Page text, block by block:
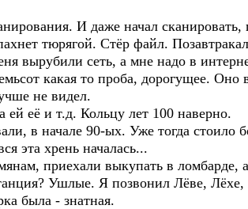
И даже начал
тюрягой. Стёр файл.
вырубили сеть, а мне надо в
какая то проба, дорогущее. Оно
не видел.
ей её и т.д. Кольцу лет 100 наверно.
в начале 90-ых. Уже тогда
эта хрень началась...
приехали выкупать в ломбарде,
Ушлые. Я позвонил Лёве,
была - знатная.